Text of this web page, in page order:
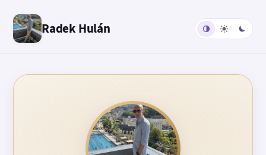
Radek Hulán